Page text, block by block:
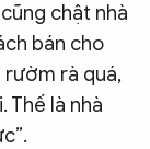
chật nhà
bán cho
rườm rà quá,
Thế là nhà